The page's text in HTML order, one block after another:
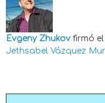
Evgeny Zhukov firmó el
Jethsabel Vázquez